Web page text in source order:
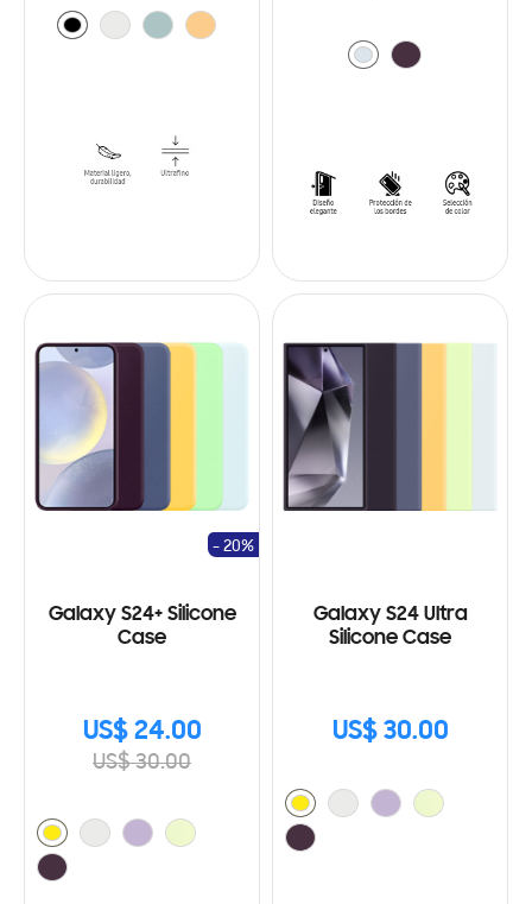
Galaxy S24+ Silicone
Case
US$ 24.00
US$ 30.00
- 20%
Galaxy S24 Ultra
Silicone Case
US$ 30.00